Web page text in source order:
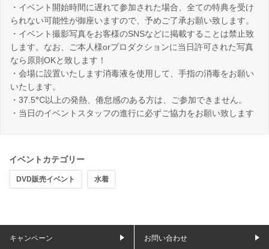
・イベント開始時間に遅れて参加された場合、全ての特典を受け
られない可能性が御座いますので、予めご了承お願い致します。
・イベント撮影写真をお客様のSNSなどに掲載することは禁止致
します。なお、ご本人様orプロダクションに当日許可された写真
なら原則OKと致します！
・会場に設置いたします消毒液を使用して、手指の消毒をお願い
いたします。
・37.5℃以上の発熱、倦怠感のある方は、ご参加できません。
・当日のイベントスタッフの進行に必ずご協力をお願い致します
イベントカテゴリー
DVD販売イベント 水着
キャンペーン お問い合わせ